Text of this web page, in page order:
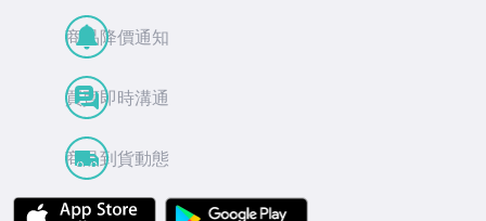
商品降價通知
買賣即時溝通
商品到貨動態
APP Store